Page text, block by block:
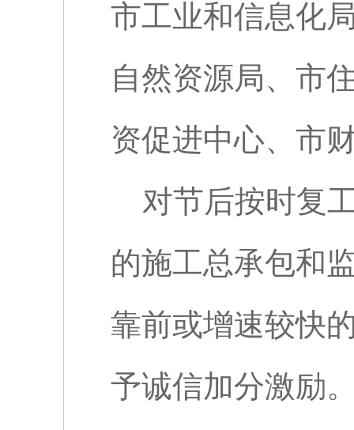
市工业和信息化
自然资源局、市
资促进中心、市
对节后按时复
的施工总承包和
靠前或增速较快
予诚信加分激励